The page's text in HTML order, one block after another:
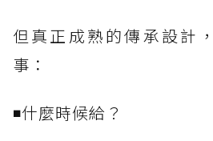
但真正成熟的傳承設計
事：
◾什麼時候給？